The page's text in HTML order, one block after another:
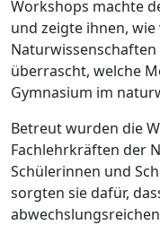
Workshops machte
und zeigte ihnen,
überrascht, welche
Gymnasium im
Betreut wurden die
Fachlehrkräften der
Schülerinnen und
sorgten sie dafür,